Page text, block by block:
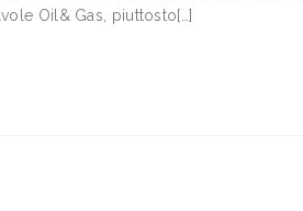
Oil& Gas, piuttosto[…]